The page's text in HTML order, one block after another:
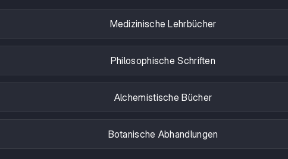
Medizinische Lehrbücher
Philosophische Schriften
Alchemistische Bücher
Botanische Abhandlungen